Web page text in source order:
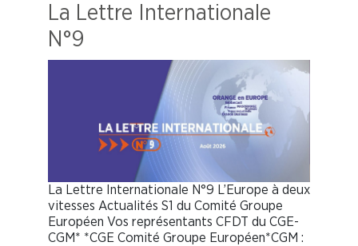
La Lettre Internationale
N°9
La Lettre Internationale N°9 L’Europe à deux
vitesses Actualités S1 du Comité Groupe
Européen Vos représentants CFDT du CGE-
CGM* *CGE Comité Groupe Européen*CGM :